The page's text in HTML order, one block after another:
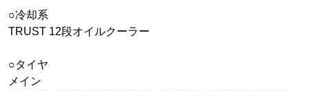
○冷却系
TRUST 12段オイルクーラー
○タイヤ
メイン